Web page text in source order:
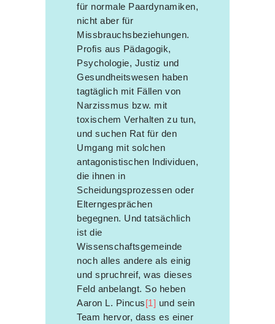
für normale Paardynamiken,
nicht aber für
Missbrauchsbeziehungen.
Profis aus Pädagogik,
Psychologie, Justiz und
Gesundheitswesen haben
tagtäglich mit Fällen von
Narzissmus bzw. mit
toxischem Verhalten zu tun,
und suchen Rat für den
Umgang mit solchen
antagonistischen Individuen,
die ihnen in
Scheidungsprozessen oder
Elterngesprächen
begegnen. Und tatsächlich
ist die
Wissenschaftsgemeinde
noch alles andere als einig
und spruchreif, was dieses
Feld anbelangt. So heben
Aaron L. Pincus[1] und sein
Team hervor, dass es einer